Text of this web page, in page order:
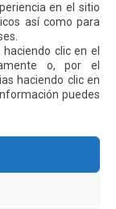
en el sitio
así como para
clic en el
o, por el
haciendo clic en
puedes